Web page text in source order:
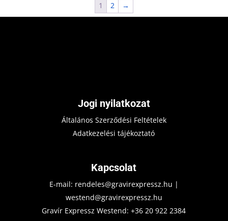
1 2 →
Jogi nyilatkozat
Általános Szerződési Feltételek
Adatkezelési tájékoztató
Kapcsolat
E-mail: rendeles@gravirexpressz.hu |
westend@gravirexpressz.hu
Gravír Expressz Westend:+36 20 922 2384